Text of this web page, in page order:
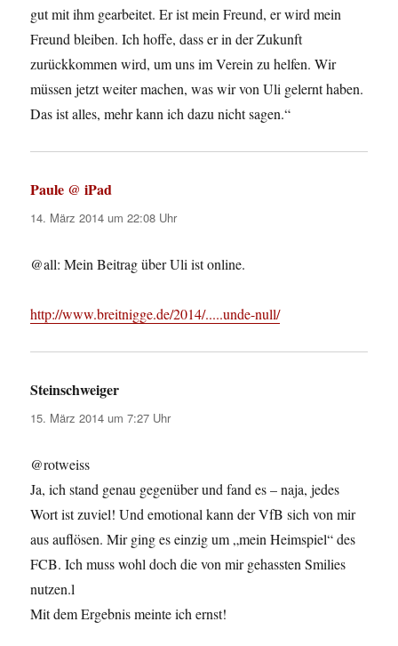
gut mit ihm gearbeitet. Er ist mein Freund, er wird mein
Freund bleiben. Ich hoffe, dass er in der Zukunft
zurückkommen wird, um uns im Verein zu helfen. Wir
müssen jetzt weiter machen, was wir von Uli gelernt haben.
Das ist alles, mehr kann ich dazu nicht sagen.“
Paule @ iPad
14. März 2014 um 22:08 Uhr
@all: Mein Beitrag über Uli ist online.
http://www.breitnigge.de/2014/.....unde-null/
Steinschweiger
15. März 2014 um 7:27 Uhr
@rotweiss
Ja, ich stand genau gegenüber und fand es – naja, jedes
Wort ist zuviel! Und emotional kann der VfB sich von mir
aus auflösen. Mir ging es einzig um „mein Heimspiel“ des
FCB. Ich muss wohl doch die von mir gehassten Smilies
nutzen.l
Mit dem Ergebnis meinte ich ernst!